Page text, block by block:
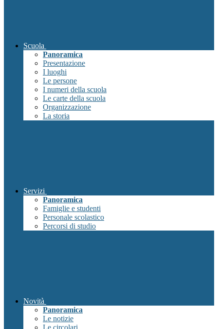
Scuola
Panoramica
Presentazione
I luoghi
Le persone
I numeri della scuola
Le carte della scuola
Organizzazione
La storia
Servizi
Panoramica
Famiglie e studenti
Personale scolastico
Percorsi di studio
Novità
Panoramica
Le notizie